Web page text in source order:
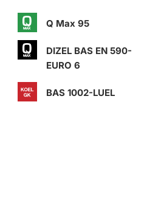
Q Max 95
DIZEL BAS EN 590-
EURO 6
BAS 1002-LUEL